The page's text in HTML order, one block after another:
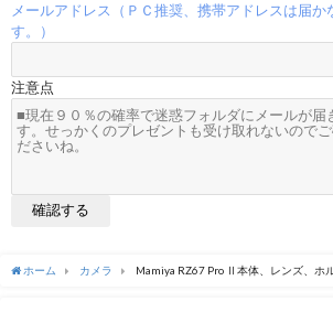
メールアドレス（ＰＣ推奨、携帯アドレスは届か
す。）
注意点
ホーム カメラ
Mamiya RZ67 Pro Ⅱ本体、レンズ、ホ